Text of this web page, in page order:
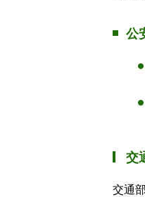
公
交
交通